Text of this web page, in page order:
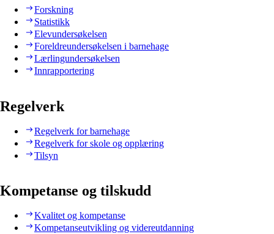
Forskning
Statistikk
Elevundersøkelsen
Foreldreundersøkelsen i barnehage
Lærlingundersøkelsen
Innrapportering
Regelverk
Regelverk for barnehage
Regelverk for skole og opplæring
Tilsyn
Kompetanse og tilskudd
Kvalitet og kompetanse
Kompetanseutvikling og videreutdanning